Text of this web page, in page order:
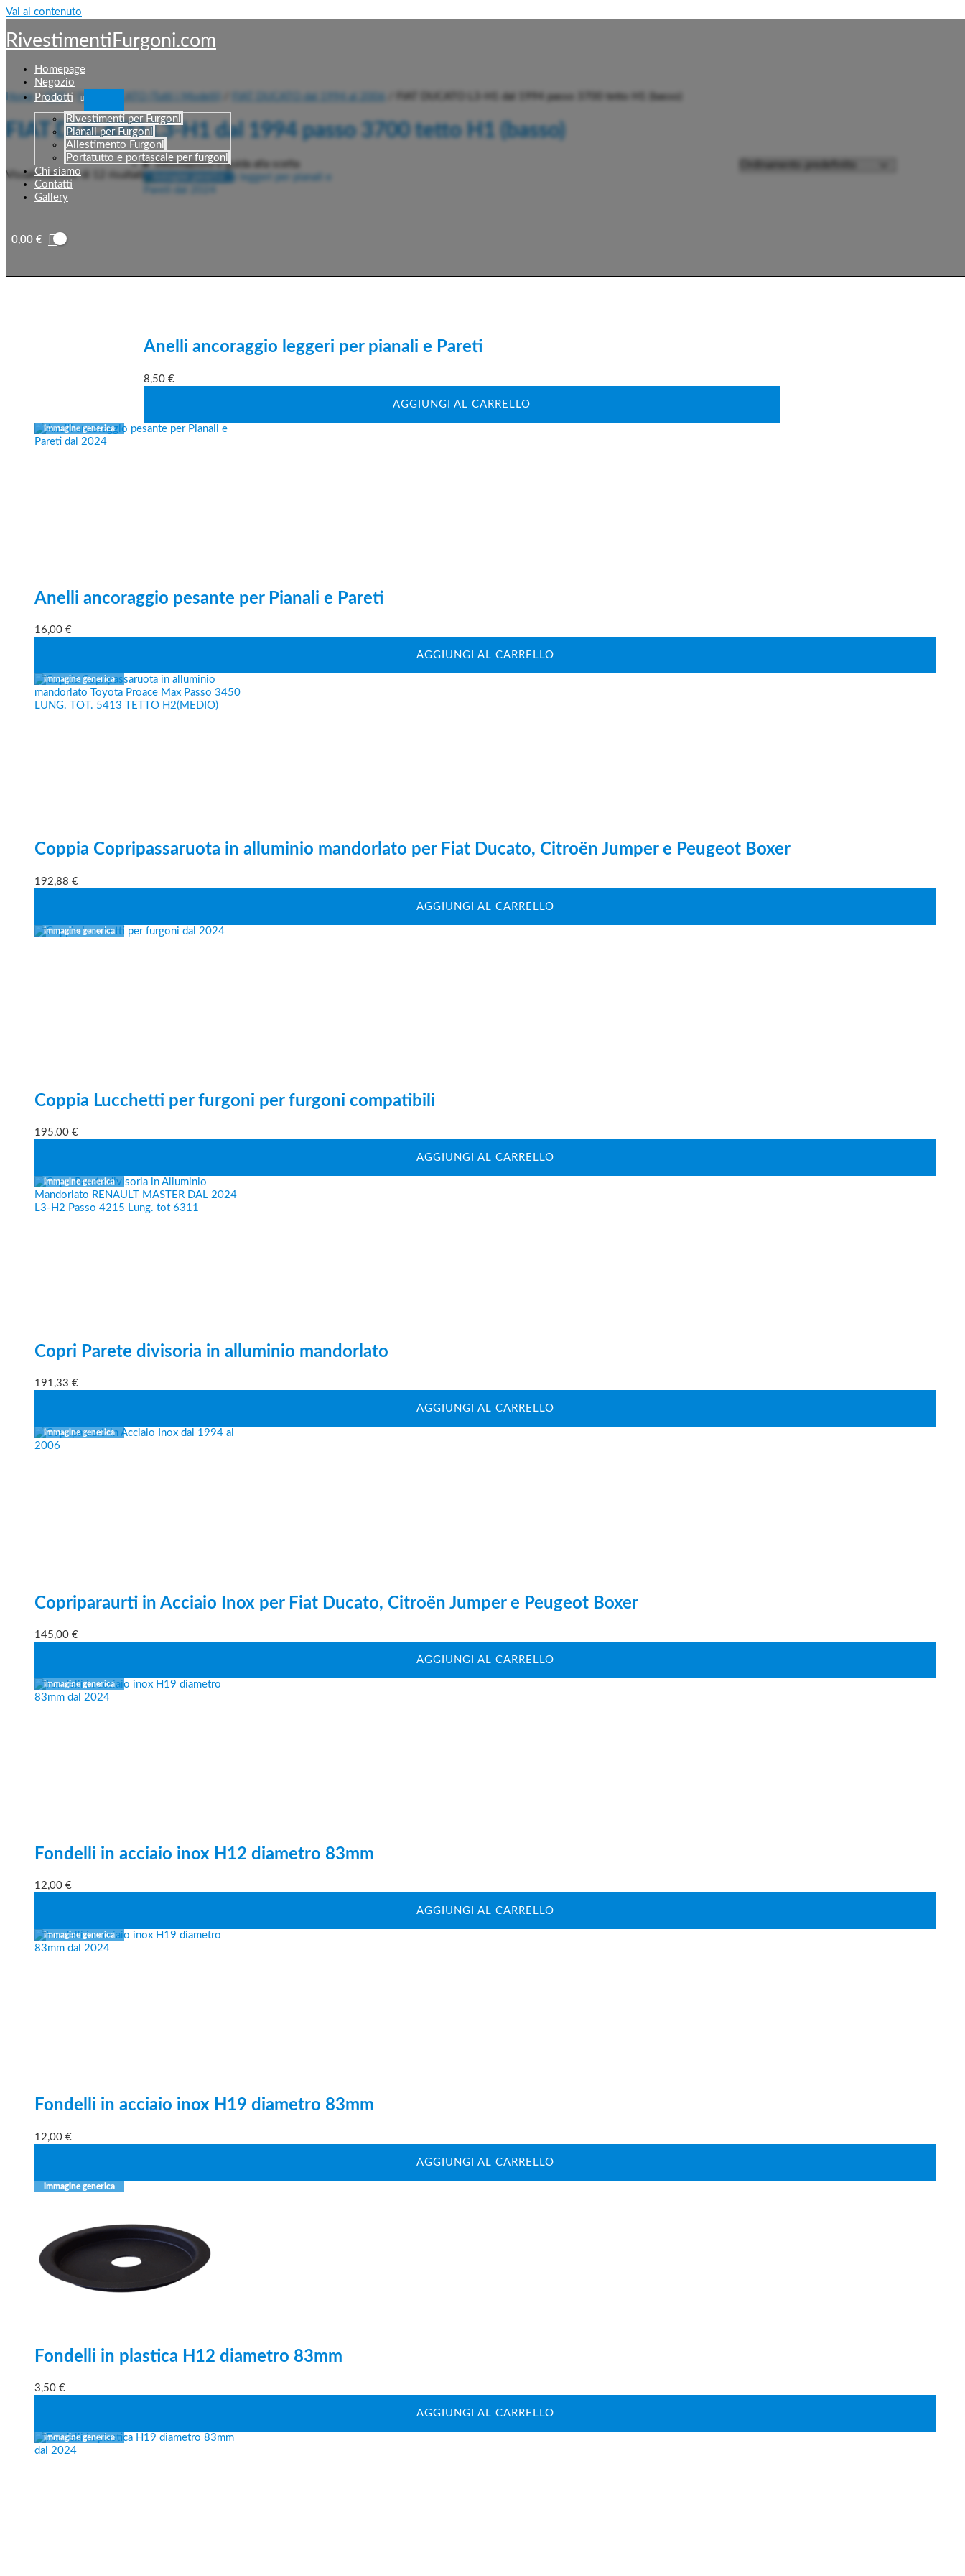
Vai al contenuto
RivestimentiFurgoni.com
Homepage
Negozio
Prodotti
Rivestimenti per Furgoni
Pianali per Furgoni
Allestimento Furgoni
Portatutto e portascale per furgoni
Chi siamo
Contatti
Gallery
0,00 €
Home /FIAT/ FIAT DUCATO (Tutti i Modelli) FIAT DUCATO dal 1994 al 2006 / FIAT DUCATO L3-H1 dal 1994 passo 3700 tetto H1 (basso)
FIAT DUCATO L3-H1 dal 1994 passo 3700 tetto H1 (basso)
Visualizzazione di 12 risultati
Informazioni e guida alla scelta
Anelli ancoraggio leggeri per pianali e Pareti
8,50 €
AGGIUNGI AL CARRELLO
Anelli ancoraggio pesante per Pianali e Pareti
16,00 €
AGGIUNGI AL CARRELLO
Coppia Copripassaruota in alluminio mandorlato per Fiat Ducato, Citroën Jumper e Peugeot Boxer
192,88 €
AGGIUNGI AL CARRELLO
Coppia Lucchetti per furgoni per furgoni compatibili
195,00 €
AGGIUNGI AL CARRELLO
Copri Parete divisoria in alluminio mandorlato
191,33 €
AGGIUNGI AL CARRELLO
Copriparaurti in Acciaio Inox per Fiat Ducato, Citroën Jumper e Peugeot Boxer
145,00 €
AGGIUNGI AL CARRELLO
Fondelli in acciaio inox H12 diametro 83mm
12,00 €
AGGIUNGI AL CARRELLO
Fondelli in acciaio inox H19 diametro 83mm
12,00 €
AGGIUNGI AL CARRELLO
Fondelli in plastica H12 diametro 83mm
3,50 €
AGGIUNGI AL CARRELLO